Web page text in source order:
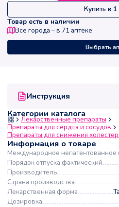
Инструкция
Категории каталога
Лекарственные препараты
Препараты для сердца и сосудов
Препараты для снижения
Информация о товаре
Международное непатентованное
Порядок отпуска фактический
Производитель
Страна производства
Лекарственная форма
Дозировка
Купить в 1
Товар есть в наличии
Все города – в 71 аптеке
Выбрать